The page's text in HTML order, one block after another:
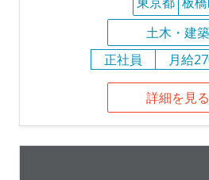
土木・建築
正社員
月給
詳細を見る